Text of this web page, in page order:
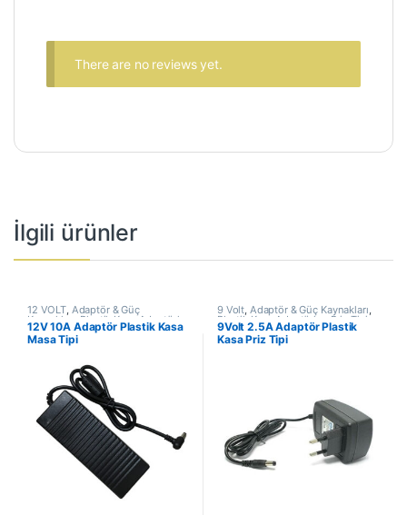
There are no reviews yet.
İlgili ürünler
12 VOLT, Adaptör & Güç
Kaynakları ,Plastik Kasa Adaptörler
12V 10A Adaptör Plastik Kasa
Masa Tipi
9 Volt, Adaptör & Güç Kaynakları,
Plastik Kasa Adaptörler,Priz Tipi
Adaptörler
9Volt 2.5A Adaptör Plastik
Kasa Priz Tipi